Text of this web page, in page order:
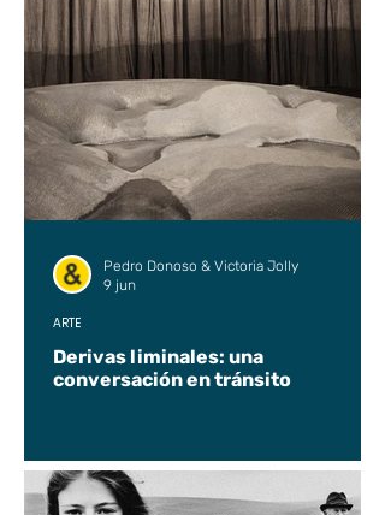
Derivas liminales: una
conversación en tránsito
ARTE
Pedro Donoso & Victoria Jolly
9 jun